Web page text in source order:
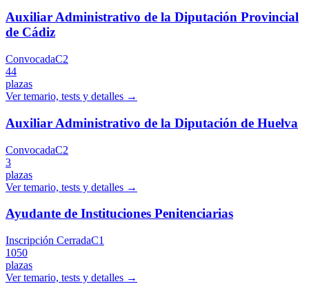
Auxiliar Administrativo de la Diputación Provincial
de Cádiz
ConvocadaC2
44
plazas
Ver temario, tests y detalles →
Auxiliar Administrativo de la Diputación de Huelva
ConvocadaC2
3
plazas
Ver temario, tests y detalles →
Ayudante de Instituciones Penitenciarias
Inscripción CerradaC1
1050
plazas
Ver temario, tests y detalles →